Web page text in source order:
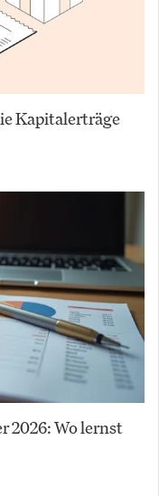
Kapitalerträge
2026: Wo lernst